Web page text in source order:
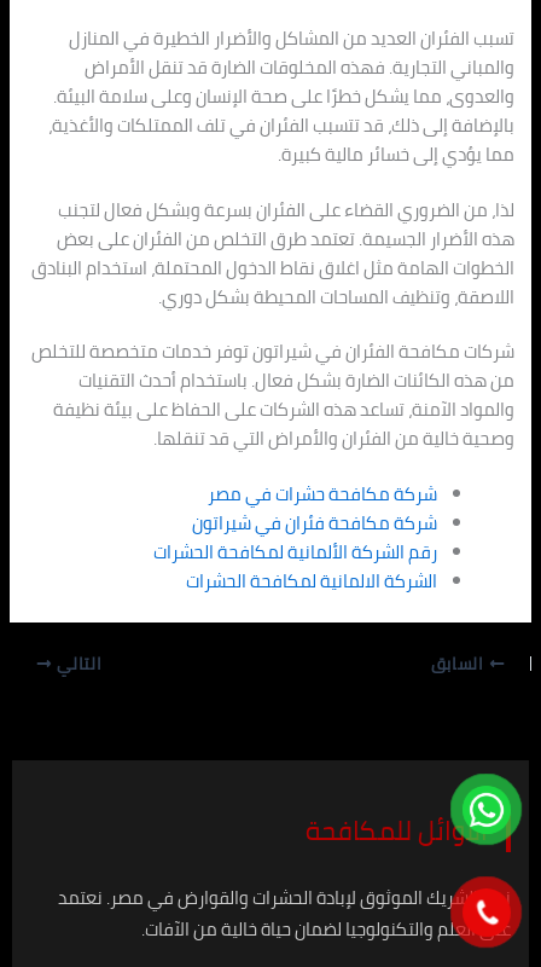
تسبب الفئران العديد من المشاكل والأضرار الخطيرة في المنازل
والمباني التجارية. فهذه المخلوقات الضارة قد تنقل الأمراض
والعدوى، مما يشكل خطرًا على صحة الإنسان وعلى سلامة البيئة.
بالإضافة إلى ذلك، قد تتسبب الفئران في تلف الممتلكات والأغذية،
مما يؤدي إلى خسائر مالية كبيرة.
لذا، من الضروري القضاء على الفئران بسرعة وبشكل فعال لتجنب
هذه الأضرار الجسيمة. تعتمد طرق التخلص من الفئران على بعض
الخطوات الهامة مثل اغلاق نقاط الدخول المحتملة، استخدام البنادق
اللاصقة، وتنظيف المساحات المحيطة بشكل دوري.
شركات مكافحة الفئران في شيراتون توفر خدمات متخصصة للتخلص
من هذه الكائنات الضارة بشكل فعال. باستخدام أحدث التقنيات
والمواد الآمنة، تساعد هذه الشركات على الحفاظ على بيئة نظيفة
وصحية خالية من الفئران والأمراض التي قد تنقلها.
شركة مكافحة حشرات في مصر
شركة مكافحة فئران في شيراتون
رقم الشركة الألمانية لمكافحة الحشرات
الشركة الالمانية لمكافحة الحشرات
السابق التالي
الأوائل للمكافحة
نحن الشريك الموثوق لإبادة الحشرات والقوارض في مصر. نعتمد
على العلم والتكنولوجيا لضمان حياة خالية من الآفات.